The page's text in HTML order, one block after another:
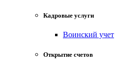
Кадровые услуги
Воинский учет
Открытие счетов